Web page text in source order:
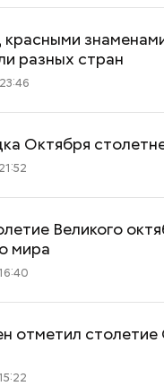
разных стран
Октября
Великого
мира
отметил столетие